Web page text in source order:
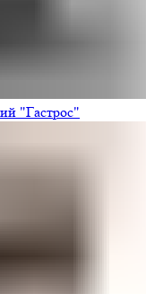
"Гастрос"